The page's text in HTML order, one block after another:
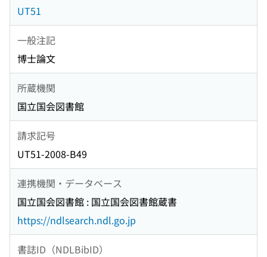
UT51
一般注記
博士論文
所蔵機関
国立国会図書館
請求記号
UT51-2008-B49
連携機関・データベース
国立国会図書館 : 国立国会図書館蔵書
https://ndlsearch.ndl.go.jp
書誌ID（NDLBibID）